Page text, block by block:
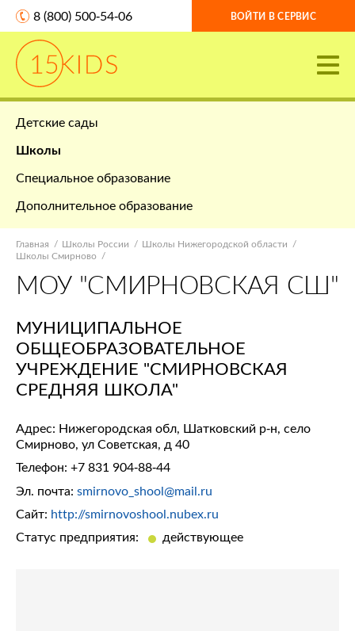
8 (800) 500-54-06 ВОЙТИ В СЕРВИС
Детские сады
Школы
Специальное образование
Дополнительное образование
Главная Школы России
Школы Нижегородской области
Школы Смирново
МОУ "СМИРНОВСКАЯ СШ"
МУНИЦИПАЛЬНОЕ
ОБЩЕОБРАЗОВАТЕЛЬНОЕ
УЧРЕЖДЕНИЕ "СМИРНОВСКАЯ
СРЕДНЯЯ ШКОЛА"
Адрес: Нижегородская обл, Шатковский р-н, село
Смирново, ул Советская, д 40
Телефон: +7 831 904-88-44
Эл. почта: smirnovo_shool@mail.ru
Сайт: http://smirnovoshool.nubex.ru
Статус предприятия:
действующее